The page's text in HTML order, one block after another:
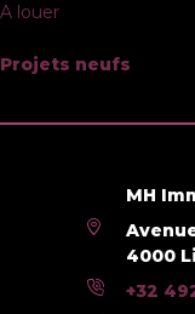
A louer
Projets neufs
MH
4000
+32